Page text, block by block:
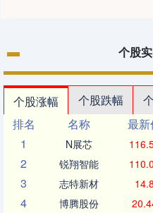
个股
个股涨幅 个股跌幅
排名
名称 最新
1
N展芯
2 锐翔智能
3 志特新材 14.8
4 博腾股份